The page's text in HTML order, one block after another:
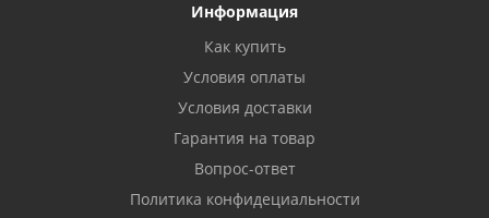
Информация
Как купить
Условия оплаты
Условия доставки
Гарантия на товар
Вопрос-ответ
Политика конфидециальности